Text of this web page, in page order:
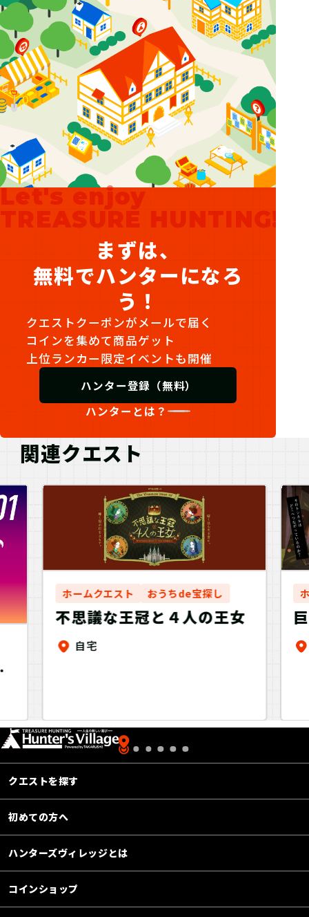
Let's enjoy
TREASURE HUNTING!
まずは、
無料でハンターになろ
う！
クエストクーポンがメールで届く
コインを集めて商品ゲット
上位ランカー限定イベントも開催
ハンター登録（無料）
ハンターとは？
関連クエスト
ホームクエスト おうちde宝探し
不思議な王冠と４人の王女
自宅
クエストを探す
初めての方へ
ハンターズヴィレッジとは
コインショップ